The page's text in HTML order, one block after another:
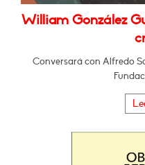
William González
Conversará con Alfredo